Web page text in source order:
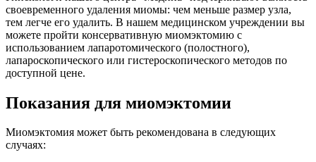
своевременного удаления миомы: чем меньше размер узла,
тем легче его удалить. В нашем медицинском учреждении вы
можете пройти консервативную миомэктомию с
использованием лапаротомического (полостного),
лапароскопического или гистероскопического методов по
доступной цене.
Показания для миомэктомии
Миомэктомия может быть рекомендована в следующих
случаях: